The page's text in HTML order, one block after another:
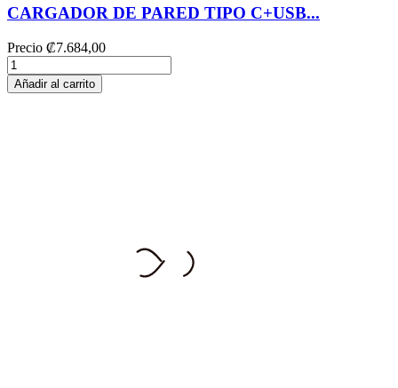
CARGADOR DE PARED TIPO C+USB...
Precio ₡7.684,00
Añadir al carrito